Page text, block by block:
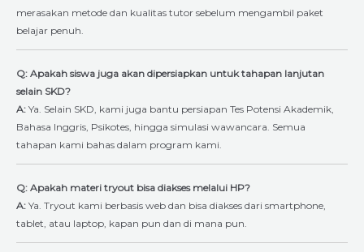
merasakan metode dan kualitas tutor sebelum mengambil paket
belajar penuh.
Q: Apakah siswa juga akan dipersiapkan untuk tahapan lanjutan
selain SKD?
A: Ya. Selain SKD, kami juga bantu persiapan Tes Potensi Akademik,
Bahasa Inggris, Psikotes, hingga simulasi wawancara. Semua
tahapan kami bahas dalam program kami.
Q: Apakah materi tryout bisa diakses melalui HP?
A: Ya. Tryout kami berbasis web dan bisa diakses dari smartphone,
tablet, atau laptop, kapan pun dan di mana pun.